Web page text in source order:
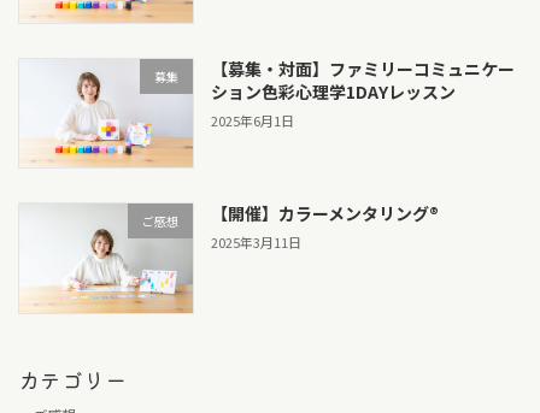
募集
【募集・対面】ファミリーコミュニケー
ション色彩心理学1DAYレッスン
2025年6月1日
ご感想 【開催】カラーメンタリング®
2025年3月11日
カテゴリー